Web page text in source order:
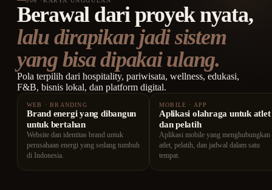
Berawal dari proyek nyata,
lalu dirapikan jadi sistem
yang bisa dipakai ulang.
Pola terpilih dari hospitality, pariwisata, wellness, edukasi,
F&B, bisnis lokal, dan platform digital.
WEB · BRANDING
Brand energi yang dibangun
untuk bertahan
Website dan identitas brand untuk
perusahaan energi yang sedang tumbuh
di Indonesia.
MOBILE · APP
Aplikasi olahraga untuk atlet
dan pelatih
Aplikasi mobile yang menghubungkan
atlet, pelatih, dan jadwal dalam satu
tempat.